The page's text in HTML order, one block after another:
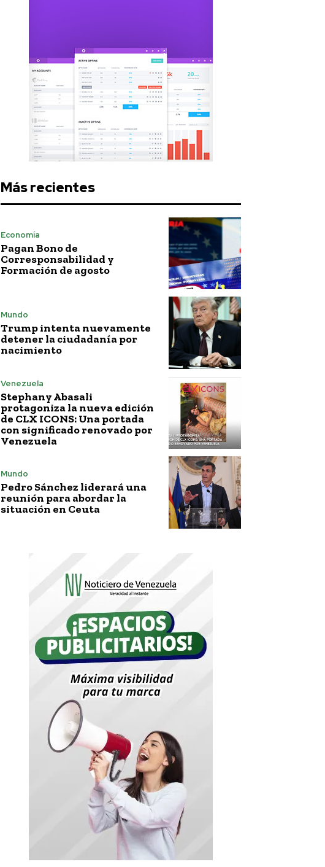
Más recientes
Economía
Pagan Bono de
Corresponsabilidad y
Formación de agosto
Mundo
Trump intenta nuevamente
detener la ciudadanía por
nacimiento
Venezuela
Stephany Abasali
protagoniza la nueva edición
de CLX ICONS: Una portada
con significado renovado por
Venezuela
Mundo
Pedro Sánchez liderará una
reunión para abordar la
situación en Ceuta